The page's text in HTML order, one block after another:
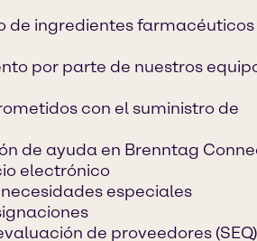
de ingredientes farmacéuticos
por parte de nuestros
con el suministro de
de ayuda en Brenntag
electrónico
especiales
de proveedores (SEQ)